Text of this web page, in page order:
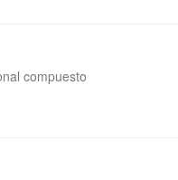
compuesto